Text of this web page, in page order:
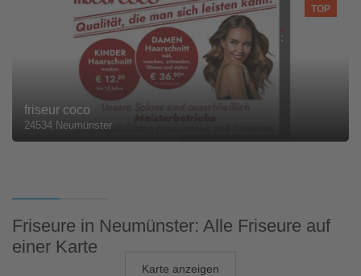
TOP
friseur coco
24534 Neumünster
Friseure in Neumünster: Alle Friseure auf
einer Karte
Karte anzeigen